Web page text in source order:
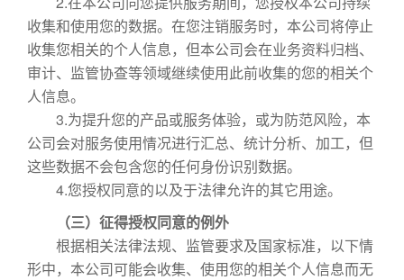
收集和使用您的数据。在您注销服务时，本公司将停止
收集您相关的个人信息，但本公司会在业务资料归档、
审计、监管协查等领域继续使用此前收集的您的相关个
人信息。
3.为提升您的产品或服务体验，或为防范风险，本
公司会对服务使用情况进行汇总、统计分析、加工，但
这些数据不会包含您的任何身份识别数据。
4.您授权同意的以及于法律允许的其它用途。
（三）征得授权同意的例外
根据相关法律法规、监管要求及国家标准，以下情
形中，本公司可能会收集、使用您的相关个人信息而无